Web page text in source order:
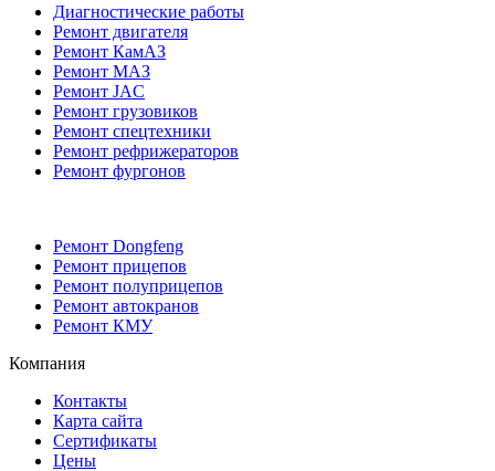
Диагностические работы
Ремонт двигателя
Ремонт КамАЗ
Ремонт МАЗ
Ремонт JAC
Ремонт грузовиков
Ремонт спецтехники
Ремонт рефрижераторов
Ремонт фургонов
Ремонт Dongfeng
Ремонт прицепов
Ремонт полуприцепов
Ремонт автокранов
Ремонт КМУ
Компания
Контакты
Карта сайта
Сертификаты
Цены